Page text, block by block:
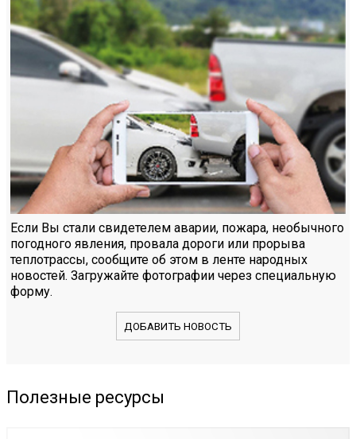
Если Вы стали свидетелем аварии, пожара, необычного
погодного явления, провала дороги или прорыва
теплотрассы, сообщите об этом в ленте народных
новостей. Загружайте фотографии через специальную
форму.
ДОБАВИТЬ НОВОСТЬ
Полезные ресурсы